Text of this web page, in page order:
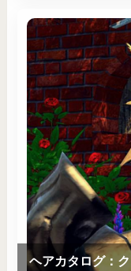
ヘアカタログ：